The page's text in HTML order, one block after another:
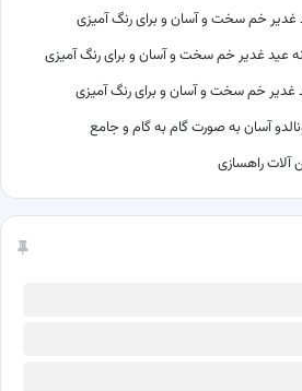
آسان به صورت گام به گام و جامع
آلات راهسازی